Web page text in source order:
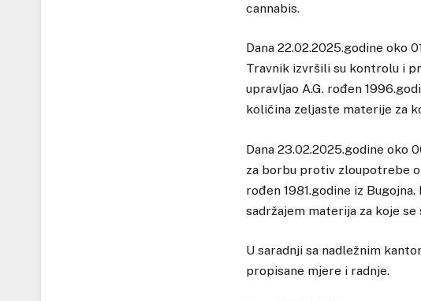
cannabis.
Dana 22.02.2025.godine oko
Travnik izvršili su kontrolu i
upravljao A.G. rođen
količina zeljaste materije za
Dana 23.02.2025.godine oko
za borbu protiv zloupotrebe
rođen 1981.godine iz
sadržajem materija za koje se
U saradnji sa nadležnim
propisane mjere i radnje.